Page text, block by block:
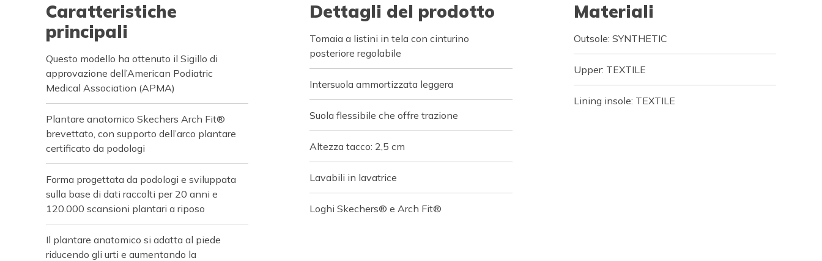
Caratteristiche
principali
Questo modello ha ottenuto il Sigillo di
approvazione dell’American Podiatric
Medical Association (APMA)
Plantare anatomico Skechers Arch Fit®
brevettato, con supporto dell’arco plantare
certificato da podologi
Forma progettata da podologi e sviluppata
sulla base di dati raccolti per 20 anni e
120.000 scansioni plantari a riposo
Il plantare anatomico si adatta al piede
riducendo gli urti e aumentando la
Dettagli del prodotto
Tomaia a listini in tela con cinturino
posteriore regolabile
Intersuola ammortizzata leggera
Suola flessibile che offre trazione
Altezza tacco: 2,5 cm
Lavabili in lavatrice
Loghi Skechers® e Arch Fit®
Materiali
Outsole: SYNTHETIC
Upper: TEXTILE
Lining insole: TEXTILE